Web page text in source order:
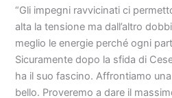
“Gli impegni ravvicinati ci
alta la tensione ma dall’altro
meglio le energie perché ogni
Sicuramente dopo la sfida di
ha il suo fascino. Affrontiamo
bello. Proveremo a dare il